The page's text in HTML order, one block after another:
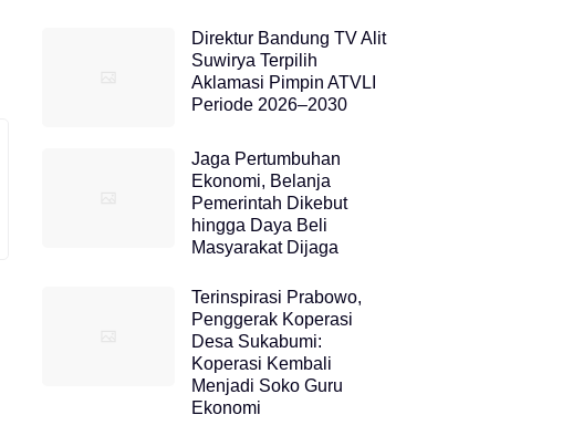
Direktur Bandung TV Alit
Suwirya Terpilih
Aklamasi Pimpin ATVLI
Periode 2026–2030
Jaga Pertumbuhan
Ekonomi, Belanja
Pemerintah Dikebut
hingga Daya Beli
Masyarakat Dijaga
Terinspirasi Prabowo,
Penggerak Koperasi
Desa Sukabumi:
Koperasi Kembali
Menjadi Soko Guru
Ekonomi